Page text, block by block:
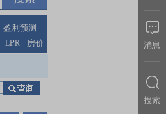
盈利预测
LPR 房价 消息
搜索